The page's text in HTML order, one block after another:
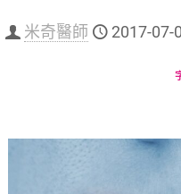
米奇醫師 2017-07-